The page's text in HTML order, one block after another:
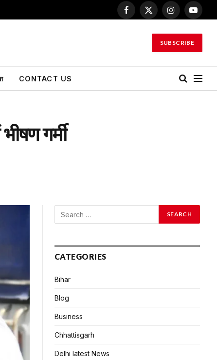
Facebook
X
Instagram
SUBSCRIBE
CONTACT US
गर्मी
CATEGORIES
Bihar
Blog
Business
Chhattisgarh
Delhi latest News